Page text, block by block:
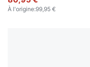
À l'origine:99,95 €